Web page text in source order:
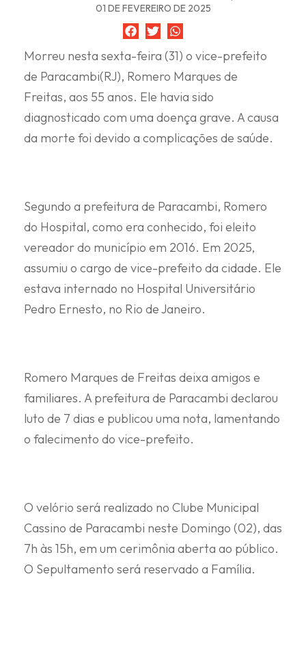
01 DE FEVEREIRO DE 2025
Morreu nesta sexta-feira (31) o vice-prefeito
de Paracambi(RJ), Romero Marques de
Freitas, aos 55 anos. Ele havia sido
diagnosticado com uma doença grave. A causa
da morte foi devido a complicações de saúde.
Segundo a prefeitura de Paracambi, Romero
do Hospital, como era conhecido, foi eleito
vereador do município em 2016. Em 2025,
assumiu o cargo de vice-prefeito da cidade. Ele
estava internado no Hospital Universitário
Pedro Ernesto, no Rio de Janeiro.
Romero Marques de Freitas deixa amigos e
familiares. A prefeitura de Paracambi declarou
luto de 7 dias e publicou uma nota, lamentando
o falecimento do vice-prefeito.
O velório será realizado no Clube Municipal
Cassino de Paracambi neste Domingo (02), das
7h às 15h, em um cerimônia aberta ao público.
O Sepultamento será reservado a Família.